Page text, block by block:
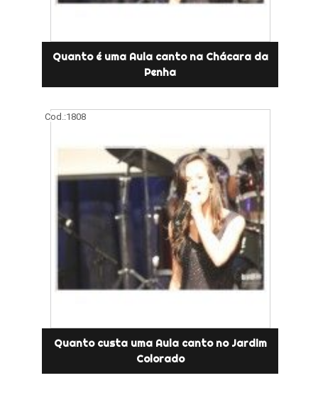
Quanto é uma Aula canto na Chácara da
Penha
Cod.:1808
Quanto custa uma Aula canto no Jardim
Colorado